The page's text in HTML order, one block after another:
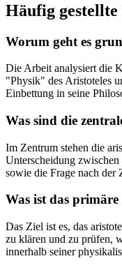
Häufig gestellte
Worum geht es
Die Arbeit analysiert die
"Physik" des Aristoteles
Einbettung in seine
Was sind die
Im Zentrum stehen die
Unterscheidung
sowie die Frage nach
Was ist das
Das Ziel ist es, das
zu klären und zu prüfen,
innerhalb seiner